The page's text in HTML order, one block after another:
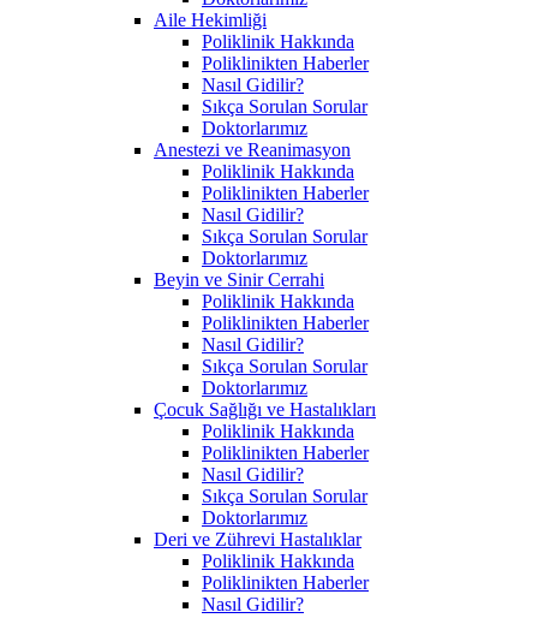
Aile Hekimliği
Poliklinik Hakkında
Poliklinikten Haberler
Nasıl Gidilir?
Sıkça Sorulan Sorular
Doktorlarımız
Anestezi ve Reanimasyon
Poliklinik Hakkında
Poliklinikten Haberler
Nasıl Gidilir?
Sıkça Sorulan Sorular
Doktorlarımız
Beyin ve Sinir Cerrahi
Poliklinik Hakkında
Poliklinikten Haberler
Nasıl Gidilir?
Sıkça Sorulan Sorular
Doktorlarımız
Çocuk Sağlığı ve Hastalıkları
Poliklinik Hakkında
Poliklinikten Haberler
Nasıl Gidilir?
Sıkça Sorulan Sorular
Doktorlarımız
Deri ve Zührevi Hastalıklar
Poliklinik Hakkında
Poliklinikten Haberler
Nasıl Gidilir?